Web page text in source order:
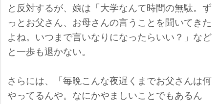
と反対するが、娘は「大学なんて時間の無駄。ず
っとお父さん、お母さんの言うことを聞いてきた
よね。いつまで言いなりになったらいい？」など
と一歩も退かない。
さらには、「毎晩こんな夜遅くまでお父さんは何
ってるんや。なにかやましいことでもあるん